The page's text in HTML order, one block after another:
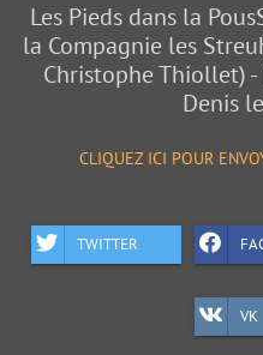
Les Pieds dans la
la Compagnie les
Christophe Thiollet)
Denis
CLIQUEZ ICI POUR
TWITTER
VK